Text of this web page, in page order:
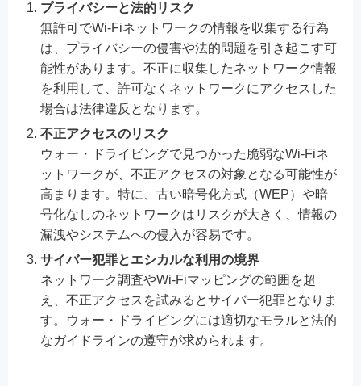
プライバシーと法的リスク
無許可でWi-Fiネットワークの情報を収集する行為
は、プライバシーの侵害や法的問題を引き起こす可
能性があります。不正に収集したネットワーク情報
を利用して、許可なくネットワークにアクセスした
場合は法律違反となります。
不正アクセスのリスク
ウォー・ドライビングで見つかった脆弱なWi-Fiネ
ットワークが、不正アクセスの対象となる可能性が
高まります。特に、古い暗号化方式（WEP）や暗
号化なしのネットワークはリスクが大きく、情報の
漏洩やシステムへの侵入が容易です。
サイバー犯罪とエシカルな利用の境界
ネットワーク調査やWi-Fiマッピングの範囲を超
え、不正アクセスを試みるとサイバー犯罪となりま
す。ウォー・ドライビングには適切なモラルと法的
なガイドラインの遵守が求められます。